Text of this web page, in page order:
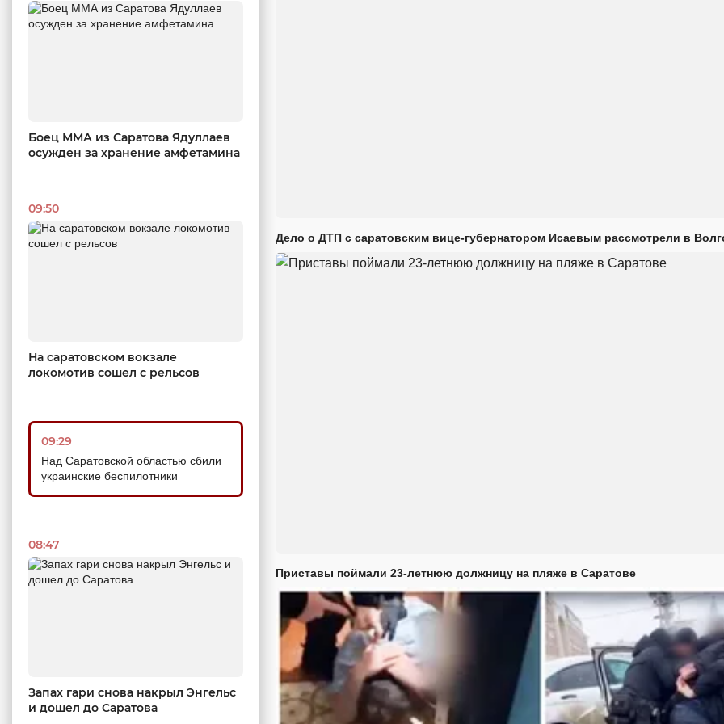
Боец ММА из Саратова Ядуллаев
осужден за хранение амфетамина
09:50
На саратовском вокзале
локомотив сошел с рельсов
09:29
Над Саратовской областью сбили
украинские беспилотники
08:47
Запах гари снова накрыл Энгельс
и дошел до Саратова
Дело о ДТП с саратовским вице-губернатором Исаевым рассмотрели в
Приставы поймали 23-летнюю должницу на пляже в Саратове